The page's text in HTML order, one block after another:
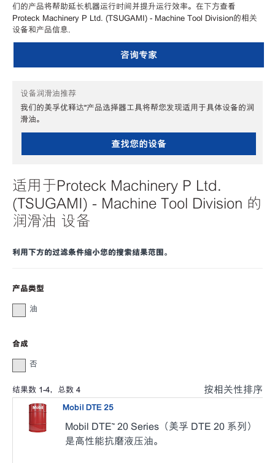
们的产品将帮助延长机器运行时间并提升运行效率。在下方查看
Proteck Machinery P Ltd. (TSUGAMI) - Machine Tool Division的相关
设备和产品信息.
咨询专家
设备润滑油推荐
我们的美孚优释达℠产品选择器工具将帮您发现适用于具体设备的润
滑油。
查找您的设备
适用于Proteck Machinery P Ltd.
(TSUGAMI) - Machine Tool Division 的
润滑油 设备
利用下方的过滤条件缩小您的搜索结果范围。
产品类型
油
合成
否
结果数 1-4，总数 4 按相关性排序
Mobil DTE 25
Mobil DTE™ 20 Series（美孚 DTE 20 系列）
是高性能抗磨液压油。